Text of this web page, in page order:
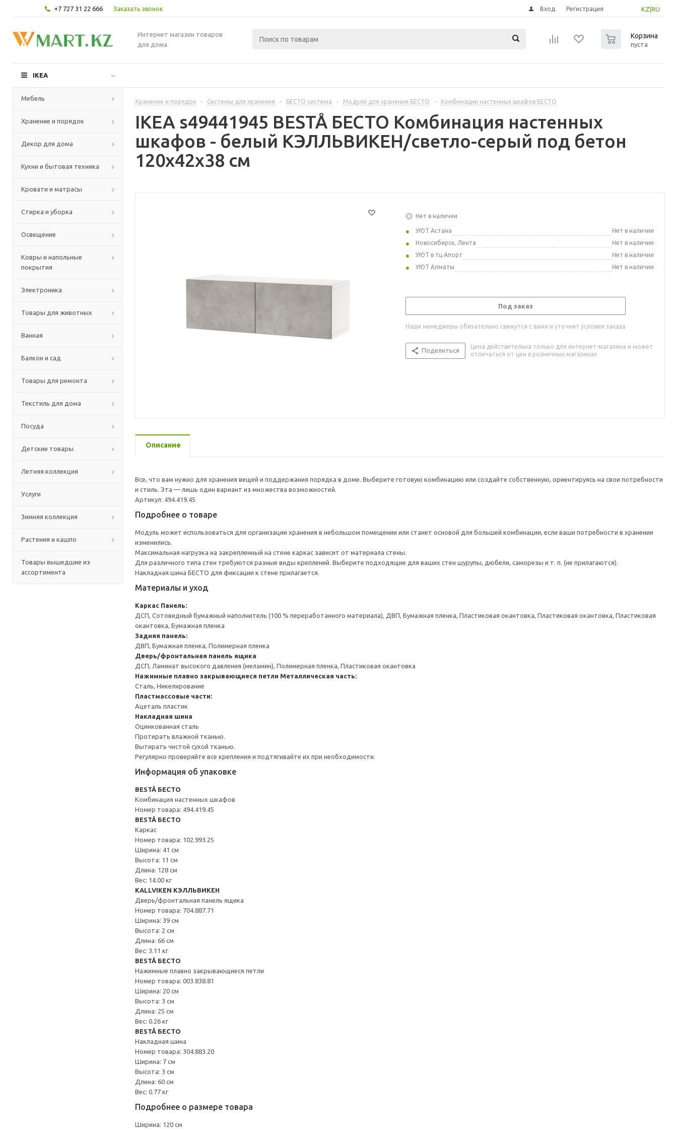
+7 727 31 22 666 Заказать звонок KZ RU
Вход Регистрация
Интернет магазин товаров
для дома
Корзина
пуста
IKEA
Мебель
Хранение и порядок
Декор для дома
Кухни и бытовая техника
Кровати и матрасы
Стирка и уборка
Освещение
Ковры и напольные
покрытия
Электроника
Товары для животных
Ванная
Балкон и сад
Товары для ремонта
Текстиль для дома
Посуда
Детские товары
Летняя коллекция
Услуги
Зимняя коллекция
Растения и кашпо
Товары вышедшие из
ассортимента
Хранение и порядок - Системы для хранения - БЕСТО система - Модули для хранения БЕСТО - Комбинации настенных шкафов БЕСТО
IKEA s49441945 BESTÅ БЕСТО Комбинация настенных
шкафов - белый КЭЛЛЬВИКЕН/светло-серый под бетон
120x42x38 см
Нет в наличии
УЮТ Астана
Нет в наличии
Новосибирск, Лента
Нет в наличии
УЮТ в тц Апорт
Нет в наличии
УЮТ Алматы
Нет в наличии
Под заказ
Наши менеджеры обязательно свяжутся с вами и уточнят условия заказа
Поделиться
Цена действительна только для интернет-магазина и может
отличаться от цен в розничных магазинах
Описание
Все, что вам нужно для хранения вещей и поддержания порядка в доме. Выберите готовую комбинацию или создайте собственную, ориентируясь на свои потребности
и стиль. Эта — лишь один вариант из множества возможностей.
Артикул: 494.419.45
Подробнее о товаре
Модуль может использоваться для организации хранения в небольшом помещении или станет основой для большей комбинации, если ваши потребности в хранении
изменились.
Максимальная нагрузка на закрепленный на стене каркас зависит от материала стены.
Для различного типа стен требуются разные виды креплений. Выберите подходящие для ваших стен шурупы, дюбели, саморезы и т. п. (не прилагаются).
Накладная шина БЕСТО для фиксации к стене прилагается.
Материалы и уход
Каркас Панель:
ДСП, Сотовидный бумажный наполнитель (100 % переработанного материала), ДВП, Бумажная пленка, Пластиковая окантовка, Пластиковая окантовка, Пластиковая
окантовка, Бумажная пленка
Задняя панель:
ДВП, Бумажная пленка, Полимерная пленка
Дверь/фронтальная панель ящика
ДСП, Ламинат высокого давления (меламин), Полимерная пленка, Пластиковая окантовка
Нажимные плавно закрывающиеся петли Металлическая часть:
Сталь, Никелирование
Пластмассовые части:
Ацеталь пластик
Накладная шина
Оцинкованная сталь
Протирать влажной тканью.
Вытирать чистой сухой тканью.
Регулярно проверяйте все крепления и подтягивайте их при необходимости.
Информация об упаковке
BESTÅ БЕСТО
Комбинация настенных шкафов
Номер товара: 494.419.45
BESTÅ БЕСТО
Каркас
Номер товара: 102.993.25
Ширина: 41 см
Высота: 11 см
Длина: 128 см
Вес: 14.00 кг
KALLVIKEN КЭЛЛЬВИКЕН
Дверь/фронтальная панель ящика
Номер товара: 704.887.71
Ширина: 39 см
Высота: 2 см
Длина: 66 см
Вес: 3.11 кг
BESTÅ БЕСТО
Нажимные плавно закрывающиеся петли
Номер товара: 003.838.81
Ширина: 20 см
Высота: 3 см
Длина: 25 см
Вес: 0.26 кг
BESTÅ БЕСТО
Накладная шина
Номер товара: 304.883.20
Ширина: 7 см
Высота: 3 см
Длина: 60 см
Вес: 0.77 кг
Подробнее о размере товара
Ширина: 120 см